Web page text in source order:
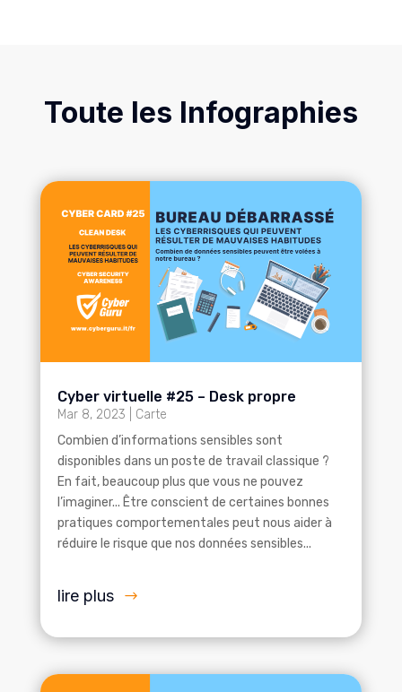
Toute les Infographies
Cyber virtuelle #25 – Desk propre
Mar 8, 2023
Carte
Combien d’informations sensibles sont
disponibles dans un poste de travail classique ?
En fait, beaucoup plus que vous ne pouvez
l’imaginer... Être conscient de certaines bonnes
pratiques comportementales peut nous aider à
réduire le risque que nos données sensibles...
lire plus